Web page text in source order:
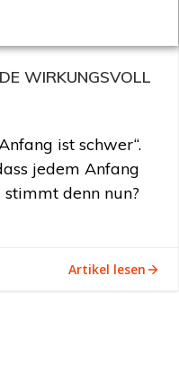
WIRKUNGSVOLL
ist schwer“.
jedem Anfang
denn nun?
Artikel lesen